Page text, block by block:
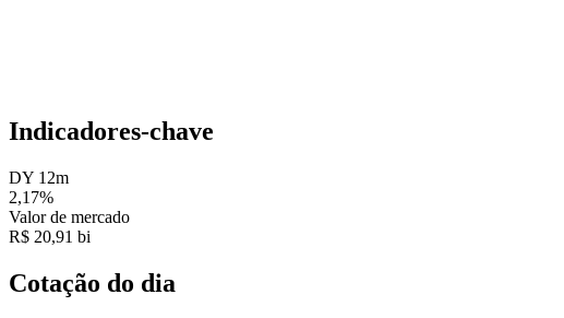
Indicadores-chave
DY 12m
2,17%
Valor de mercado
R$ 20,91 bi
Cotação do dia